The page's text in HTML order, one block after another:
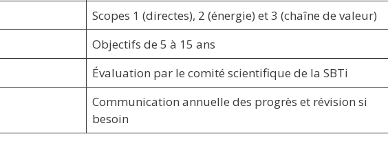
Scopes 1 (directes), 2 (énergie) et 3 (chaîne de valeur)
Objectifs de 5 à 15 ans
Évaluation par le comité scientifique de la SBTi
Communication annuelle des progrès et révision si
besoin